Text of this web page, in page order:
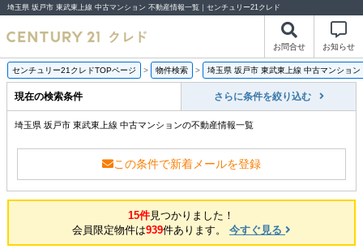
埼玉県 坂戸市 東武東上線 中古マンション 不動産情報一覧｜センチュリー21クレド
お問合せ お知らせ
センチュリー21クレドTOPページ > 物件検索 > 埼玉県 坂戸市 東武東上線 中古マンション
現在の検索条件 さらに条件を絞り込む
埼玉県 坂戸市 東武東上線 中古マンションの不動産情報一覧
この条件で新着メールを登録
15件見つかりました！
会員限定物件は939件あります。 今すぐ見る